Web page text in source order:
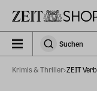
SuchenSuchen
Krimis & Thriller ZEIT